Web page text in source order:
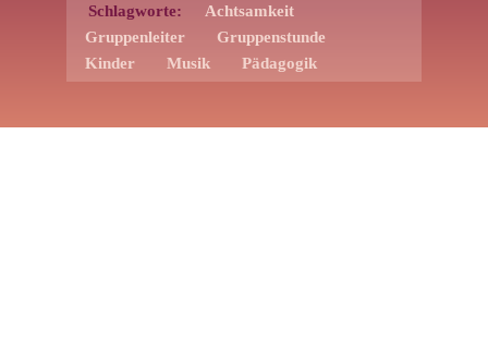
Schlagworte:
Achtsamkeit
Gruppenleiter
Gruppenstunde
Kinder
Musik Pädagogik